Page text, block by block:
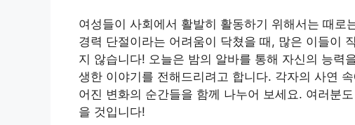
여성들이 사회에서 활발히 활동하기 위해서는 때로
경력 단절이라는 어려움이 닥쳤을 때, 많은 이들이
지 않습니다! 오늘은 밤의 알바를 통해 자신의 능력
생한 이야기를 전해드리려고 합니다. 각자의 사연
어진 변화의 순간들을 함께 나누어 보세요. 여러분
을 것입니다!